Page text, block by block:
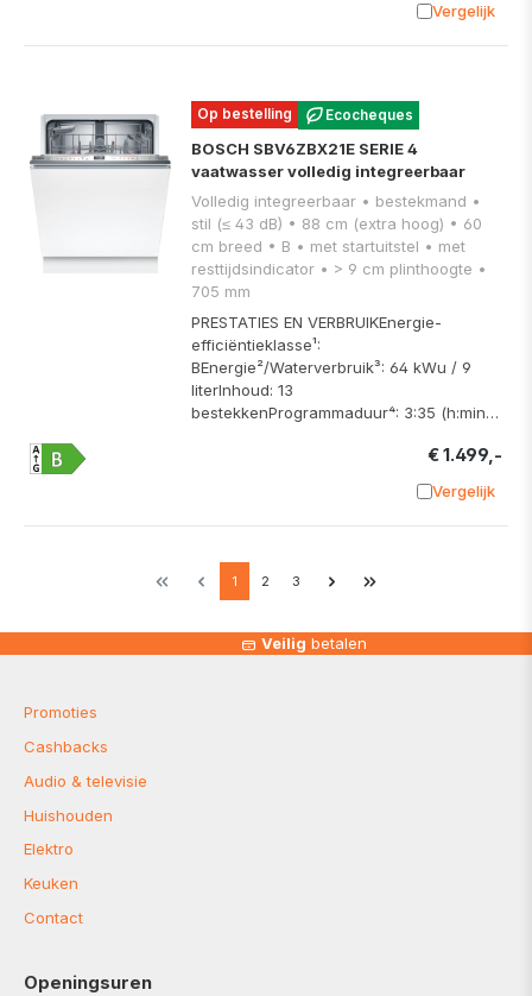
Vergelijk
Op bestelling Ecocheques
BOSCH SBV6ZBX21E SERIE 4
vaatwasser volledig integreerbaar
Volledig integreerbaar • bestekmand •
stil (≤ 43 dB) • 88 cm (extra hoog) • 60
cm breed • B • met startuitstel • met
resttijdsindicator • > 9 cm plinthoogte •
705 mm
PRESTATIES EN VERBRUIKEnergie-
efficiëntieklasse¹:
BEnergie²/Waterverbruik³: 64 kWu / 9
literInhoud: 13
bestekkenProgrammaduur⁴: 3:35 (h:min…
€ 1.499,-
Vergelijk
1 2 3
Veiligbetalen
Promoties
Cashbacks
Audio & televisie
Huishouden
Elektro
Keuken
Contact
Openingsuren